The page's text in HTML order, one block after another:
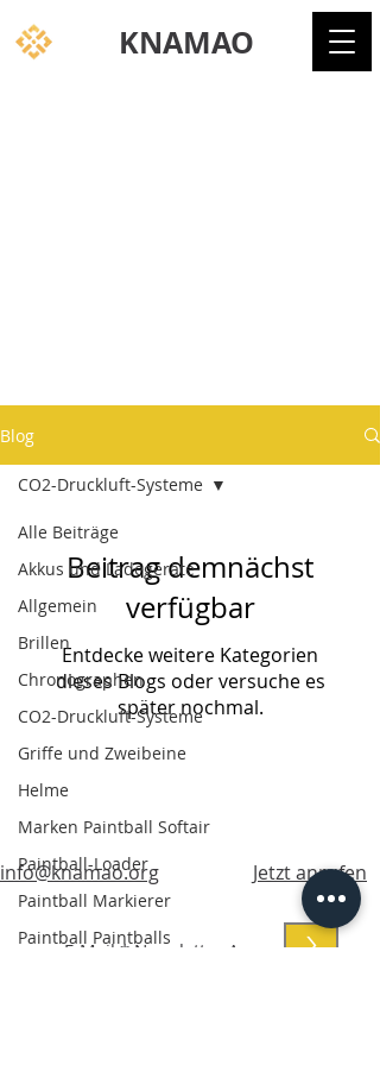
KNAMAO
Blog
Alle Beiträge
Akkus und Ladegeräte
Allgemein
Brillen
Chronographen
CO2-Druckluft-Systeme
Griffe und Zweibeine
Helme
Marken Paintball Softair
Paintball-Loader
Paintball Markierer
Paintball Paintballs
CO2-Druckluft-Systeme
Beitrag demnächst
verfügbar
Entdecke weitere Kategorien
dieses Blogs oder versuche es
später nochmal.
info@knamao.org Jetzt anrufen
>